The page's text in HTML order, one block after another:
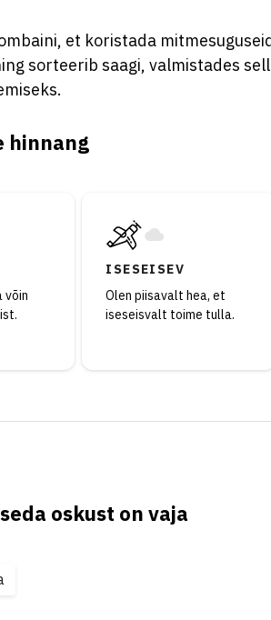
et koristada
sorteerib saagi, valmistades
hinnang
võin
ISESEISEV
Olen piisavalt hea, et
iseseisvalt toime tulla.
oskust on vaja